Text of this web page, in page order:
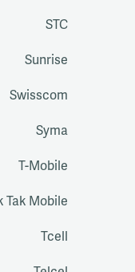
STC
Sunrise
Swisscom
Syma
T-Mobile
Tak Mobile
Tcell